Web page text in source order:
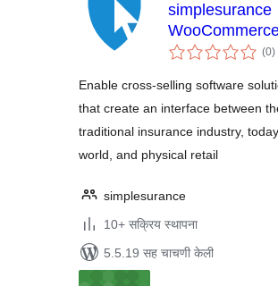
simplesurance
Plugin
(0)
Enable cross-selling software
that create an interface between
traditional insurance industry,
world, and physical retail
simplesurance
10+ सक्रिय स्थापना
5.5.19 सह चाचणी केली